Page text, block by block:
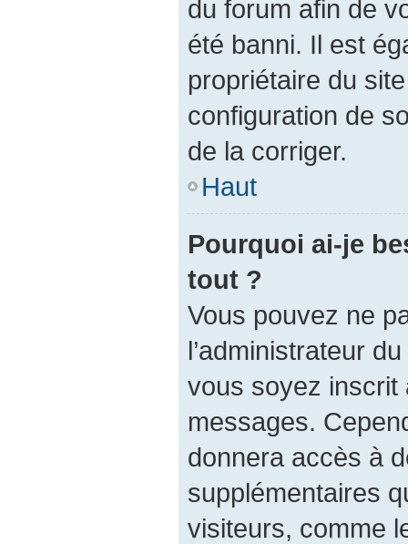
du forum afin de
été banni. Il est
propriétaire du
configuration de
de la corriger.
Haut
Pourquoi ai-je
tout ?
Vous pouvez ne
l’administrateur
vous soyez inscrit
messages.
donnera accès à
supplémentaires
visiteurs, comme